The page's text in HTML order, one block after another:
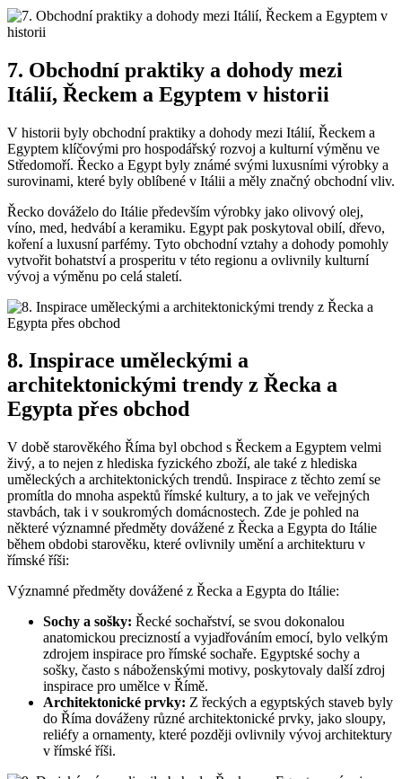
7. Obchodní praktiky a dohody mezi
Itálií, Řeckem a Egyptem v historii
V historii byly obchodní praktiky a dohody mezi Itálií, Řeckem a
Egyptem klíčovými pro hospodářský rozvoj a kulturní výměnu ve
Středomoří. Řecko a Egypt byly známé svými luxusními výrobky a
surovinami, které byly oblíbené v Itálii a měly značný obchodní vliv.
Řecko dováželo do Itálie především výrobky jako olivový olej,
víno, med, hedvábí a keramiku. Egypt pak poskytoval obilí, dřevo,
koření a luxusní parfémy. Tyto obchodní vztahy a dohody pomohly
vytvořit bohatství a prosperitu v této regionu a ovlivnily kulturní
vývoj a výměnu po celá staletí.
8. Inspirace uměleckými a
architektonickými trendy z Řecka a
Egypta přes obchod
V době starověkého Říma byl obchod s Řeckem a Egyptem velmi
živý, a to nejen z hlediska fyzického zboží, ale také z hlediska
uměleckých a architektonických trendů. Inspirace z těchto zemí se
promítla do mnoha aspektů římské kultury, a to jak ve veřejných
stavbách, tak i v soukromých domácnostech. Zde je pohled na
některé významné předměty dovážené z Řecka a Egypta do Itálie
během obdobi starověku, které ovlivnily umění a architekturu v
římské říši:
Významné předměty dovážené z Řecka a Egypta do Itálie:
Sochy a sošky: Řecké sochařství, se svou dokonalou
anatomickou precizností a vyjadřováním emocí, bylo velkým
zdrojem inspirace pro římské sochaře. Egyptské sochy a
sošky, často s náboženskými motivy, poskytovaly další zdroj
inspirace pro umělce v Římě.
Architektonické prvky: Z řeckých a egyptských staveb byly
do Říma dováženy různé architektonické prvky, jako sloupy,
reliéfy a ornamenty, které později ovlivnily vývoj architektury
v římské říši.